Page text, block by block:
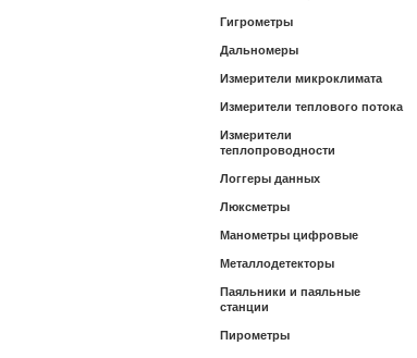
Гигрометры
Дальномеры
Измерители микроклимата
Измерители теплового потока
Измерители
теплопроводности
Логгеры данных
Люксметры
Манометры цифровые
Металлодетекторы
Паяльники и паяльные
станции
Пирометры